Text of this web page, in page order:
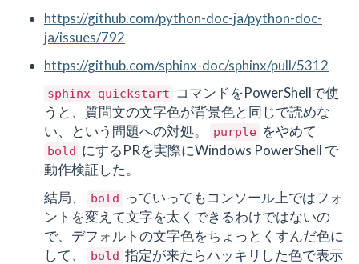
https://github.com/python-doc-ja/python-doc-
ja/issues/792
https://github.com/sphinx-doc/sphinx/pull/5312
sphinx-quickstart コマンドをPowerShellで使
うと、質問文の文字色が背景色と同じで読めな
い、という問題への対処。
purple をやめて
bold にするPRを実際にWindows PowerShell で
動作検証した。
結局、
bold っていってもコンソール上ではフォ
ントを変えて文字を太くできるわけではないの
で、デフォルトの文字色をちょっとくすんだ色に
して、
bold 指定が来たらハッキリした色で表示